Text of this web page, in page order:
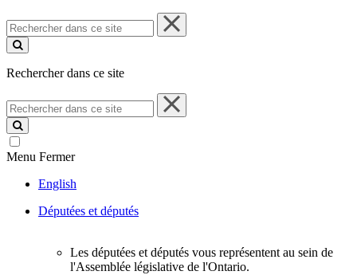
Rechercher
dans
ce
Rechercher dans ce site
Rechercher
dans
ce
site
Menu Fermer
English
Députées et députés
Les députées et députés vous représentent au sein de
l'Assemblée législative de l'Ontario.